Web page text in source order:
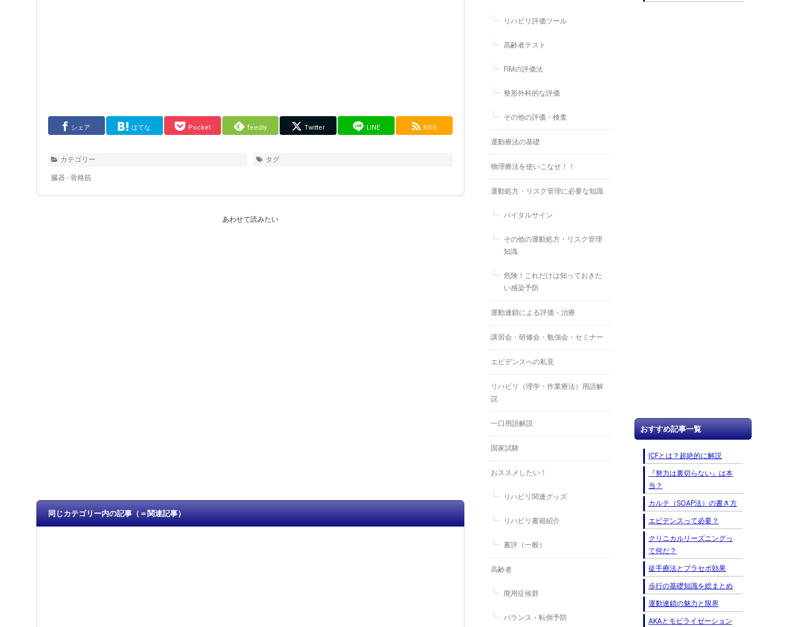
シェア はてな Pocket feedly Twitter LINE RSS
カテゴリー
臓器 - 骨格筋
タグ
あわせて読みたい
同じカテゴリー内の記事（＝関連記事）
リハビリ評価ツール
高齢者テスト
FIMの評価法
整形外科的な評価
その他の評価・検査
運動療法の基礎
物理療法を使いこなせ！！
運動処方・リスク管理に必要な知識
バイタルサイン
その他の運動処方・リスク管理
知識
危険！これだけは知っておきた
い感染予防
運動連鎖による評価・治療
講習会・研修会・勉強会・セミナー
エビデンスへの私見
リハビリ（理学・作業療法）用語解
説
一口用語解説
国家試験
おススメしたい！
リハビリ関連グッズ
リハビリ書籍紹介
書評（一般）
高齢者
廃用症候群
バランス・転倒予防
おすすめ記事一覧
ICFとは？超絶的に解説
『努力は裏切らない』は本
当？
カルテ（SOAP法）の書き方
エビデンスって必要？
クリニカルリーズニングっ
て何だ？
徒手療法とプラセボ効果
歩行の基礎知識を総まとめ
運動連鎖の魅力と限界
AKAとモビライゼーション